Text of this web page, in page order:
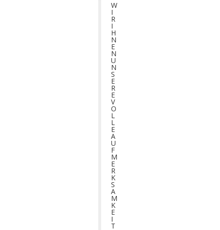
W
I
R
I
H
N
E
N
U
N
S
E
R
E
V
O
L
L
E
A
U
F
M
E
R
K
S
A
M
K
E
I
T